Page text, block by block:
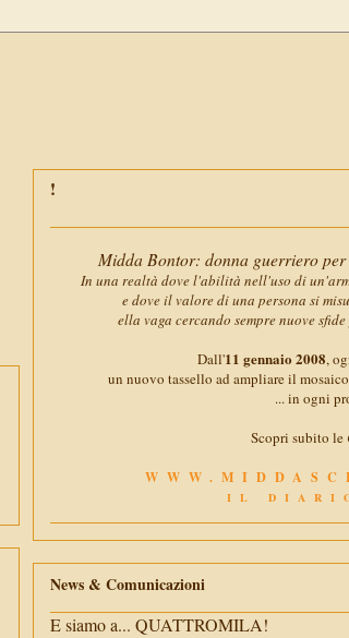
Midda Bontor: donna guerriero per
In una realtà dove l'abilità nell'uso di
e dove il valore di una persona si
ella vaga cercando sempre nuove
Dall'11 gennaio 2008,
un nuovo tassello ad ampliare il
... in ogni
Scopri subito le
IL
News & Comunicazioni
E siamo a... QUATTROMILA!